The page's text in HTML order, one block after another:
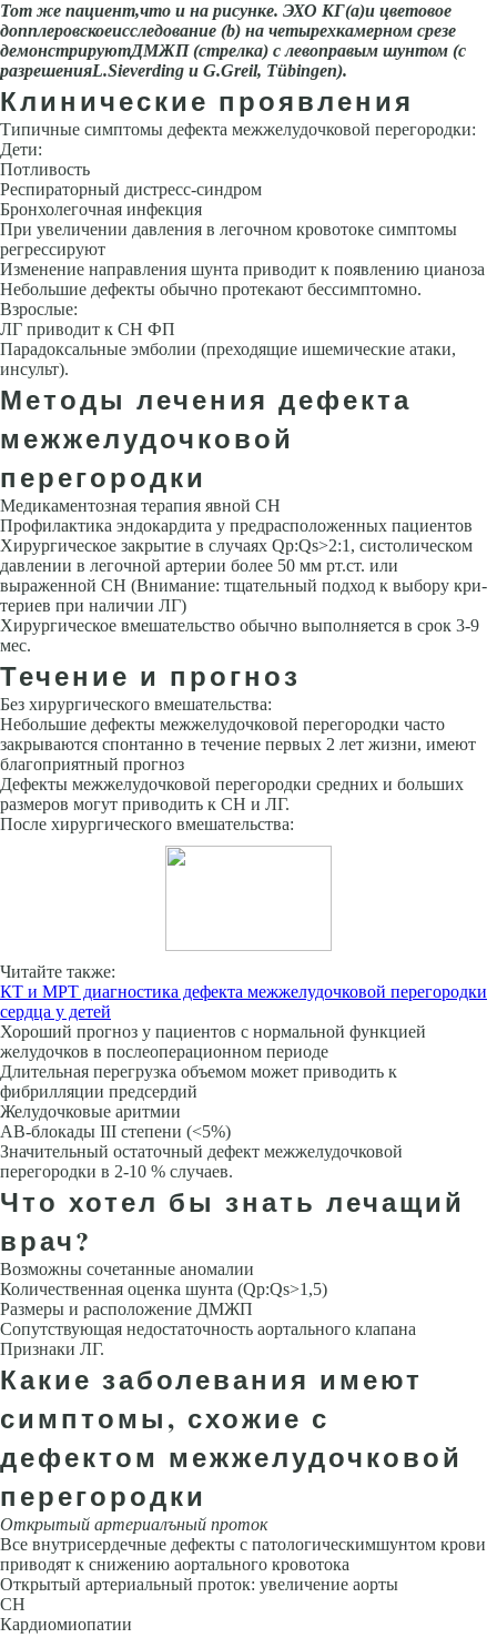
Тот же пациент,что и на рисунке. ЭХО КГ(а)и цветовое
допплеровскоеисследование (b) на четырехкамерном срезе
демонстрируютДМЖП (стрелка) с левоправым шунтом (с
разрешенияL.Sieverding и G.Greil, Tübingen).
Клинические проявления
Типичные симптомы дефекта межжелудочковой перегородки:
Дети:
Потливость
Респираторный дистресс-синдром
Бронхолегочная инфекция
При увеличении давления в легочном кровотоке симптомы
регрессируют
Изменение направления шунта приводит к появлению цианоза
Небольшие дефекты обычно протекают бессимптомно.
Взрослые:
ЛГ приводит к СН ФП
Парадоксальные эмболии (преходя­щие ишемические атаки,
инсульт).
Методы лечения дефекта
межжелудочковой
перегородки
Медикаментозная терапия явной СН
Профилактика эндокардита у предрасположенных пациентов
Хирургическое закрытие в случаях Qp:Qs>2:1, систолическом
давлении в легочной артерии более 50 мм рт.ст. или
выраженной СН (Внимание: тщательный подход к выбору кри­
териев при наличии ЛГ)
Хирургическое вмешательство обычно выпол­няется в срок 3-9
мес.
Течение и прогноз
Без хирургического вмешательства:
Небольшие дефекты межжелудочковой перегородки часто
закрыва­ются спонтанно в течение первых 2 лет жизни, имеют
благоприятный прогноз
Дефекты межжелудочковой перегородки средних и больших
размеров могут приводить к СН и ЛГ.
После хирургического вмешательства:
Читайте также:
КТ и МРТ диагностика дефекта межжелудочковой перегородки
сердца у детей
Хороший прогноз у пациентов с нормальной функцией
желудочков в послеоперационном периоде
Длительная перегрузка объемом может приводить к
фибрилляции пред­сердий
Желудочковые аритмии
АВ-блокады III степени (<5%)
Значи­тельный остаточный дефект межжелудочковой
перегородки в 2-10 % случаев.
Что хотел бы знать лечащий
врач?
Возможны сочетанные аномалии
Количественная оценка шунта (Qp:Qs>1,5)
Размеры и расположение ДМЖП
Сопутствующая недостаточность аортального клапана
Признаки ЛГ.
Какие заболевания имеют
симптомы, схожие с
дефектом межжелудочковой
перегородки
Открытый артериалъный проток
Все внутрисердечные дефекты с патологическимшунтом крови
приводят к снижению аортального кровотока
Открытый артериальный проток: увеличение аорты
СН
Кардиомиопатии